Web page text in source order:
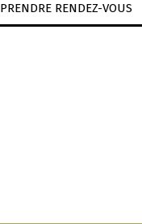
PRENDRE RENDEZ-VOUS